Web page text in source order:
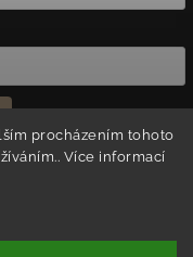
procházením tohoto
Více informací